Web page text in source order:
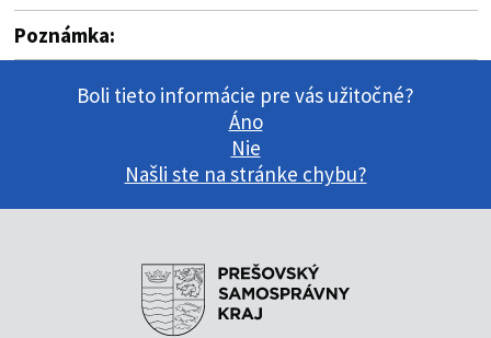
Poznámka:
Boli tieto informácie pre vás užitočné?
Áno
Nie
Našli ste na stránke chybu?